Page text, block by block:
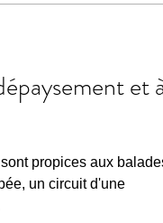
et à
propices aux
un circuit d'une